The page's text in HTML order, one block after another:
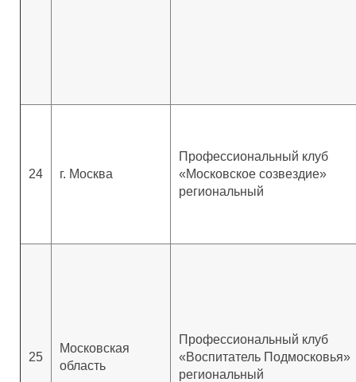
24 г. Москва
Профессиональный клуб
«Московское созвездие»
региональный
25
Московская
область
Профессиональный клуб
«Воспитатель Подмосковья»
региональный